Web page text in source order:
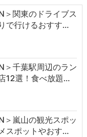
＞関東のドライブス
で行けるおすす…
＞千葉駅周辺のラン
12選！食べ放題…
＞嵐山の観光スポッ
スポットやおす…